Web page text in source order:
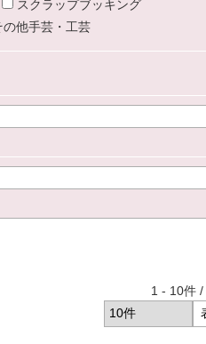
スクラップブッキング
の他手芸・工芸
1 - 10件 /